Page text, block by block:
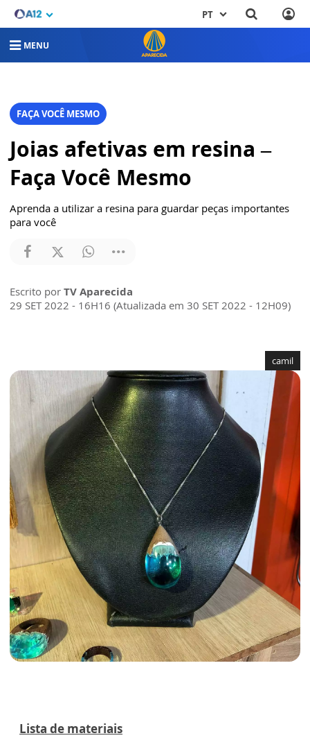
PT
MENU
FAÇA VOCÊ MESMO
Joias afetivas em resina –
Faça Você Mesmo
Aprenda a utilizar a resina para guardar peças importantes
para você
Escrito por TV Aparecida
29 SET 2022 - 16H16 (Atualizada em 30 SET 2022 - 12H09)
camil
Lista de materiais